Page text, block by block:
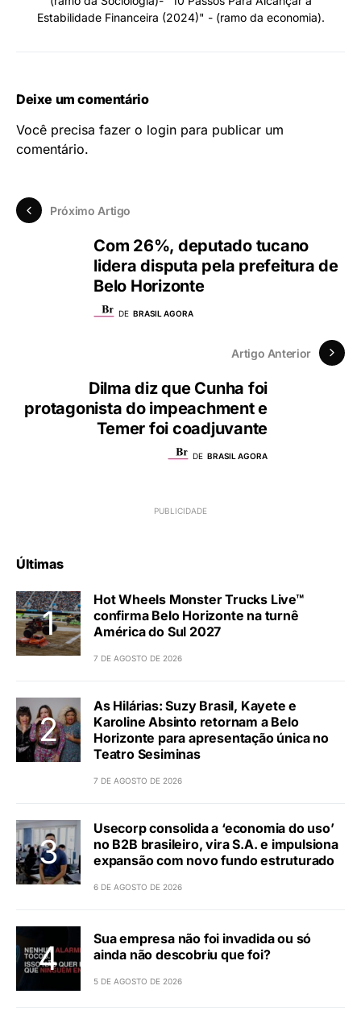
Estabilidade Financeira (2024)" - (ramo da economia).
Deixe um comentário
Você precisa fazer o login para publicar um
comentário.
Próximo Artigo
Com 26%, deputado tucano
lidera disputa pela prefeitura de
Belo Horizonte
DE BRASIL AGORA
Artigo Anterior
Dilma diz que Cunha foi
protagonista do impeachment e
Temer foi coadjuvante
DE BRASIL AGORA
Últimas
Hot Wheels Monster Trucks Live™
confirma Belo Horizonte na turnê
América do Sul 2027
7 DE AGOSTO DE 2026
As Hilárias: Suzy Brasil, Kayete e
Karoline Absinto retornam a Belo
Horizonte para apresentação única no
Teatro Sesiminas
7 DE AGOSTO DE 2026
Usecorp consolida a ‘economia do uso’
no B2B brasileiro, vira S.A. e impulsiona
expansão com novo fundo estruturado
6 DE AGOSTO DE 2026
Sua empresa não foi invadida ou só
ainda não descobriu que foi?
5 DE AGOSTO DE 2026